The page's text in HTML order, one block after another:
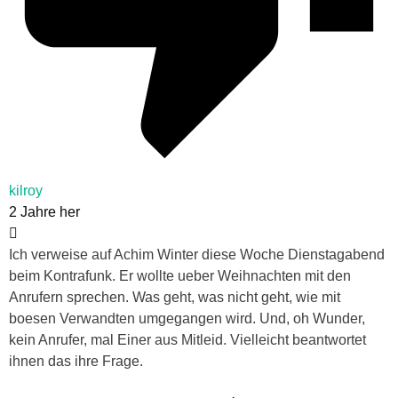
kilroy
2 Jahre her
Ich verweise auf Achim Winter diese Woche Dienstagabend
beim Kontrafunk. Er wollte ueber Weihnachten mit den
Anrufern sprechen. Was geht, was nicht geht, wie mit
boesen Verwandten umgegangen wird. Und, oh Wunder,
kein Anrufer, mal Einer aus Mitleid. Vielleicht beantwortet
ihnen das ihre Frage.